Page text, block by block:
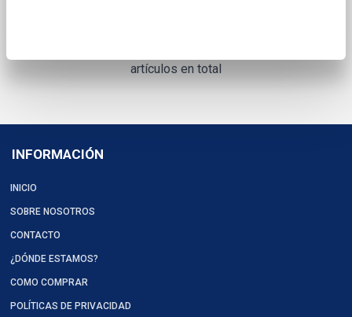
artículos en total
INFORMACIÓN
INICIO
SOBRE NOSOTROS
CONTACTO
¿DÓNDE ESTAMOS?
COMO COMPRAR
POLÍTICAS DE PRIVACIDAD